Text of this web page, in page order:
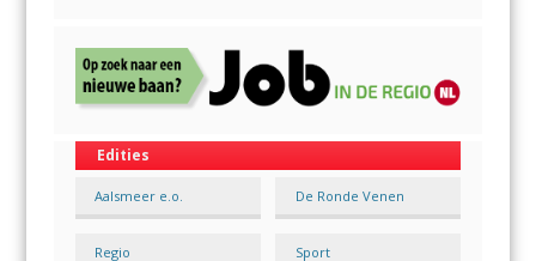
Edities
Aalsmeer e.o. De Ronde Venen
Regio Sport